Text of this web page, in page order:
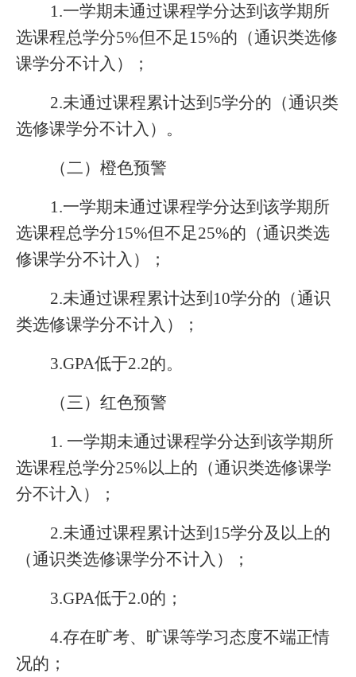
1.一学期未通过课程学分达到该学期所
选课程总学分5%但不足15%的（通识类选修
课学分不计入）；
2.未通过课程累计达到5学分的（通识类
选修课学分不计入）。
（二）橙色预警
1.一学期未通过课程学分达到该学期所
选课程总学分15%但不足25%的（通识类选
修课学分不计入）；
2.未通过课程累计达到10学分的（通识
类选修课学分不计入）；
3.GPA低于2.2的。
（三）红色预警
1. 一学期未通过课程学分达到该学期所
选课程总学分25%以上的（通识类选修课学
分不计入）；
2.未通过课程累计达到15学分及以上的
（通识类选修课学分不计入）；
3.GPA低于2.0的；
4.存在旷考、旷课等学习态度不端正情
况的；